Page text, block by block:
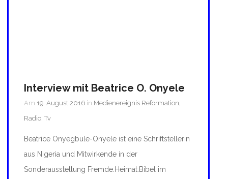
Interview mit Beatrice O. Onyele
Am 19. August 2016 in Medienereignis Reformation
Radio ,Tv
Beatrice Onyegbule-Onyele ist eine Schriftstellerin
aus Nigeria und Mitwirkende in der
Sonderausstellung Fremde.Heimat.Bibel im